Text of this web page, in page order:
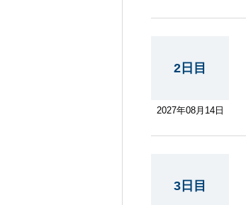
2日目
2027年08月14日
3日目